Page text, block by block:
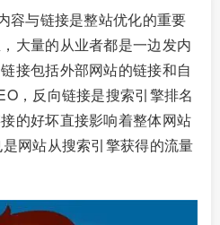
容与链接是整站优化的重要
大量的从业者都是一边发内
接包括外部网站的链接和自
，反向链接是搜索引擎排名
的好坏直接影响着整体网站
网站从搜索引擎获得的流量